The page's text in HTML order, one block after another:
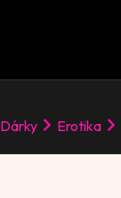
Dárky Erotika